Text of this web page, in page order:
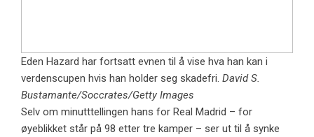
Eden Hazard har fortsatt evnen til å vise hva han kan i
verdenscupen hvis han holder seg skadefri. David S.
Bustamante/Soccrates/Getty Images
Selv om minutttellingen hans for Real Madrid – for
øyeblikket står på 98 etter tre kamper – ser ut til å synke